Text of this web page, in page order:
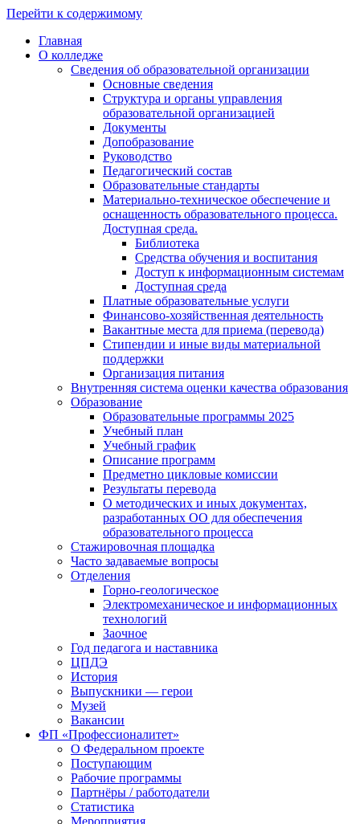
Перейти к содержимому
Главная
О колледже
Сведения об образовательной организации
Основные сведения
Структура и органы управления
образовательной организацией
Документы
Допобразование
Руководство
Педагогический состав
Образовательные стандарты
Материально-техническое обеспечение и
оснащенность образовательного процесса.
Доступная среда.
Библиотека
Средства обучения и воспитания
Доступ к информационным системам
Доступная среда
Платные образовательные услуги
Финансово-хозяйственная деятельность
Вакантные места для приема (перевода)
Стипендии и иные виды материальной
поддержки
Организация питания
Внутренняя система оценки качества образования
Образование
Образовательные программы 2025
Учебный план
Учебный график
Описание программ
Предметно цикловые комиссии
Результаты перевода
О методических и иных документах,
разработанных ОО для обеспечения
образовательного процесса
Стажировочная площадка
Часто задаваемые вопросы
Отделения
Горно-геологическое
Электромеханическое и информационных
технологий
Заочное
Год педагога и наставника
ЦПДЭ
История
Выпускники — герои
Музей
Вакансии
ФП «Профессионалитет»
О Федеральном проекте
Поступающим
Рабочие программы
Партнёры / работодатели
Статистика
Мероприятия